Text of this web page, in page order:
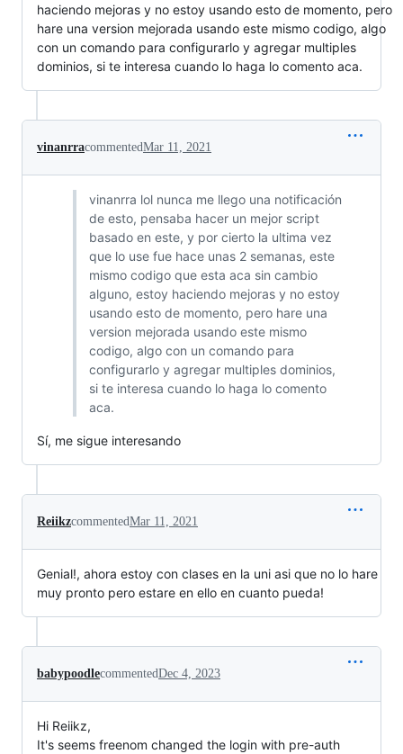
haciendo mejoras y no estoy usando esto de momento, pero
hare una version mejorada usando este mismo codigo, algo
con un comando para configurarlo y agregar multiples
dominios, si te interesa cuando lo haga lo comento aca.
vinanrracommentedMar 11, 2021
vinanrra lol nunca me llego una notificación
de esto, pensaba hacer un mejor script
basado en este, y por cierto la ultima vez
que lo use fue hace unas 2 semanas, este
mismo codigo que esta aca sin cambio
alguno, estoy haciendo mejoras y no estoy
usando esto de momento, pero hare una
version mejorada usando este mismo
codigo, algo con un comando para
configurarlo y agregar multiples dominios,
si te interesa cuando lo haga lo comento
aca.
Sí, me sigue interesando
ReiikzcommentedMar 11, 2021
Genial!, ahora estoy con clases en la uni asi que no lo hare
muy pronto pero estare en ello en cuanto pueda!
babypoodlecommentedDec 4, 2023
Hi Reiikz,
It's seems freenom changed the login with pre-auth